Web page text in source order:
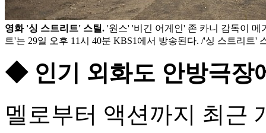
영화 '싱 스트리트' 스틸. '원스' '비긴 어게인' 존 카니 감독이 메
트'는 29일 오후 11시 40분 KBS1에서 방송된다. /'싱 스트리트'
◆ 인기 외화도 안방극장
멜로부터 액션까지 최근